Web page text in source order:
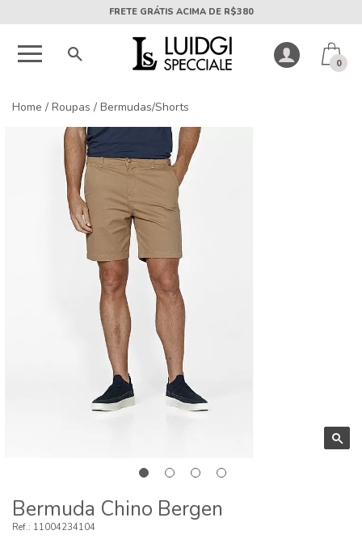
5X SEM JUROS PARCELA MÍNIMA DE R$50
0
Home / Roupas / Bermudas/Shorts
Bermuda Chino Bergen
11004234104